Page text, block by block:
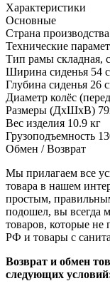
Характеристики
Основные
Страна производства
Технические
Тип рамы складная,
Ширина сиденья 54
Глубина сиденья 26
Диаметр колёс
Размеры (ДхШхВ)
Вес изделия 10.9 кг
Грузоподъемность
Обмен / Возврат
Мы прилагаем все
товара в нашем
простым,
подошел, вы всегда
товаров, которые не
РФ и товары с
Возврат и обмен
следующих